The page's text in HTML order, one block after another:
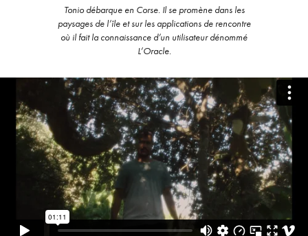
Tonio débarque en Corse. Il se promène dans les
paysages de l’île et sur les applications de rencontre
où il fait la connaissance d’un utilisateur dénommé
L’Oracle.